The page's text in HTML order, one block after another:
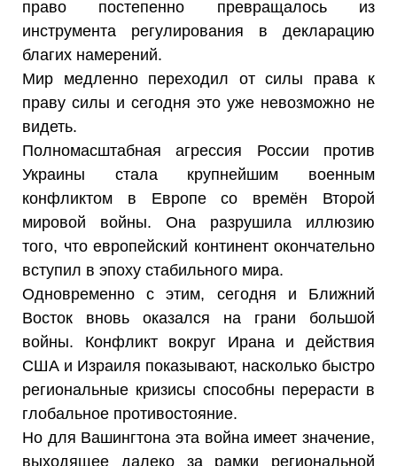
право постепенно превращалось из
инструмента регулирования в декларацию
благих намерений.
Мир медленно переходил от силы права к
праву силы и сегодня это уже невозможно не
видеть.
Полномасштабная агрессия России против
Украины стала крупнейшим военным
конфликтом в Европе со времён Второй
мировой войны. Она разрушила иллюзию
того, что европейский континент окончательно
вступил в эпоху стабильного мира.
Одновременно с этим, сегодня и Ближний
Восток вновь оказался на грани большой
войны. Конфликт вокруг Ирана и действия
США и Израиля показывают, насколько быстро
региональные кризисы способны перерасти в
глобальное противостояние.
Но для Вашингтона эта война имеет значение,
выходящее далеко за рамки региональной